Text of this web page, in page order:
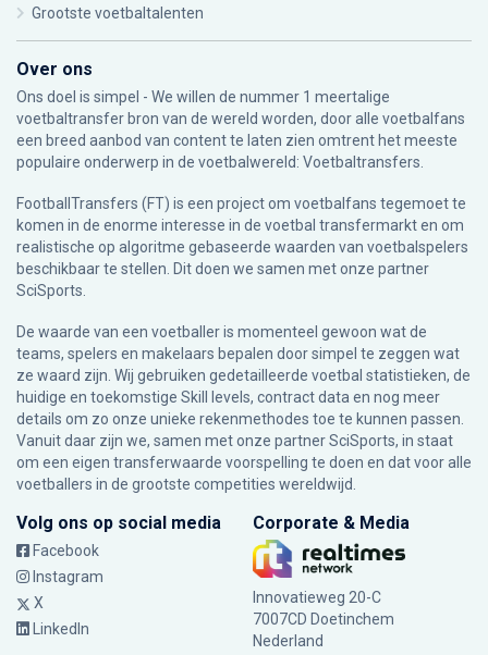
Grootste voetbaltalenten
Over ons
Ons doel is simpel - We willen de nummer 1 meertalige
voetbaltransfer bron van de wereld worden, door alle voetbalfans
een breed aanbod van content te laten zien omtrent het meeste
populaire onderwerp in de voetbalwereld: Voetbaltransfers.
FootballTransfers (FT) is een project om voetbalfans tegemoet te
komen in de enorme interesse in de voetbal transfermarkt en om
realistische op algoritme gebaseerde waarden van voetbalspelers
beschikbaar te stellen. Dit doen we samen met onze partner
SciSports.
De waarde van een voetballer is momenteel gewoon wat de
teams, spelers en makelaars bepalen door simpel te zeggen wat
ze waard zijn. Wij gebruiken gedetailleerde voetbal statistieken, de
huidige en toekomstige Skill levels, contract data en nog meer
details om zo onze unieke rekenmethodes toe te kunnen passen.
Vanuit daar zijn we, samen met onze partner SciSports, in staat
om een eigen transferwaarde voorspelling te doen en dat voor alle
voetballers in de grootste competities wereldwijd.
Volg ons op social media
Facebook
Instagram
X
LinkedIn
Corporate & Media
Innovatieweg 20-C
7007CD Doetinchem
Nederland